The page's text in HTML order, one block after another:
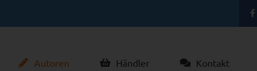
Autoren Händler Kontakt